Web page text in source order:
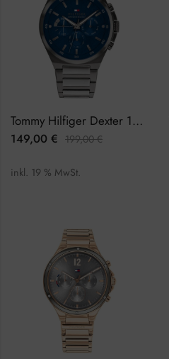
Tommy Hilfiger Dexter 1792089 Herrenuhr
149,00 € 199,00€
inkl. 19 % MwSt.